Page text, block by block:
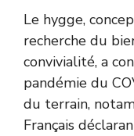
Le hygge,
recherche du
convivialité, a
pandémie du
du terrain,
Français